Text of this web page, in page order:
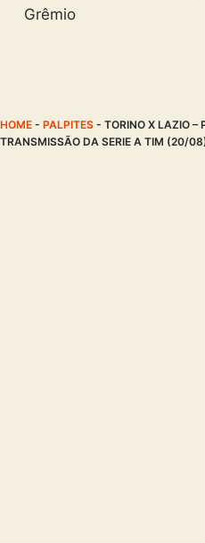
Grêmio
HOME - PALPITES - TORINO X LAZIO –
TRANSMISSÃO DA SERIE A TIM (20/